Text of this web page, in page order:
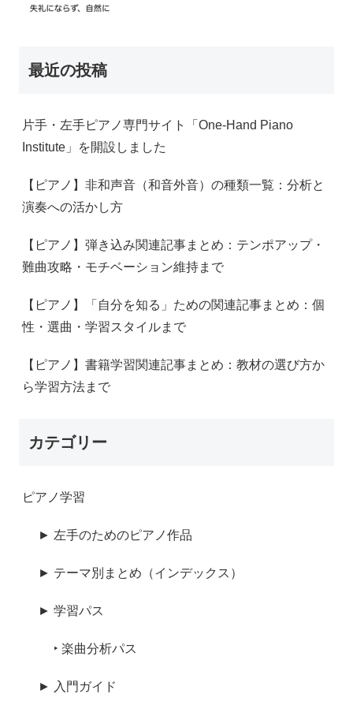
最近の投稿
片手・左手ピアノ専門サイト「One-Hand Piano
Institute」を開設しました
【ピアノ】非和声音（和音外音）の種類一覧：分析と
演奏への活かし方
【ピアノ】弾き込み関連記事まとめ：テンポアップ・
難曲攻略・モチベーション維持まで
【ピアノ】「自分を知る」ための関連記事まとめ：個
性・選曲・学習スタイルまで
【ピアノ】書籍学習関連記事まとめ：教材の選び方か
ら学習方法まで
カテゴリー
ピアノ学習
► 左手のためのピアノ作品
► テーマ別まとめ（インデックス）
► 学習パス
‣ 楽曲分析パス
► 入門ガイド